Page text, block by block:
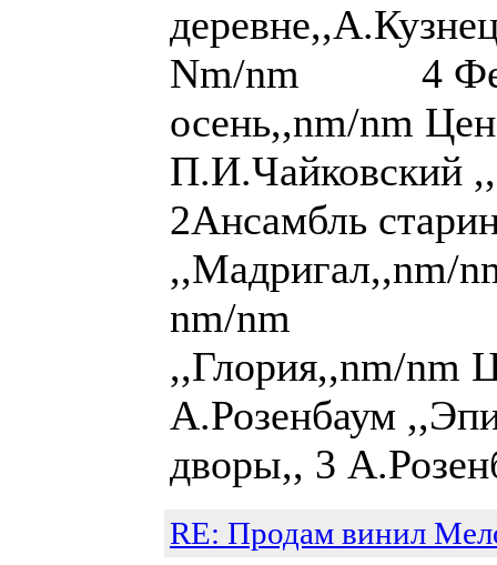
Nm/nm 4
осень,,nm/nm
П.И.Чайковский
2Ансамбль
,,Мадригал,,nm/
nm/nm 4
,,Глория,,nm/nm
А.Розенбаум
дворы,, 3
RE: Продам винил